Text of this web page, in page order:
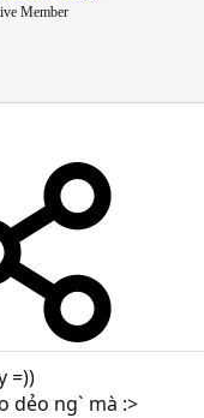
Member
=))
dẻo ng` mà :>